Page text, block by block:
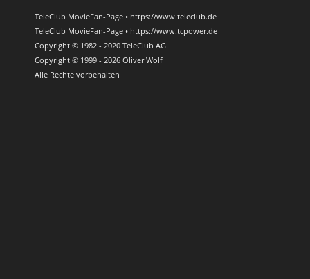
TeleClub MovieFan-Page • https://www.teleclub.de
TeleClub MovieFan-Page • https://www.tcpower.de
Copyright © 1982 - 2020 TeleClub AG
Copyright © 1999 - 2026 Oliver Wolf
Alle Rechte vorbehalten